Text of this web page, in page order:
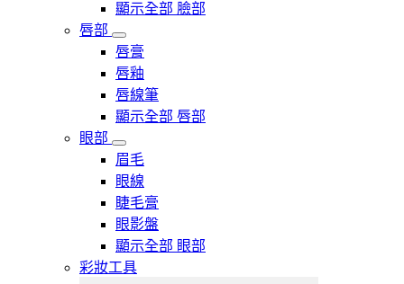
顯示全部 臉部
唇部
唇膏
唇釉
唇線筆
顯示全部 唇部
眼部
眉毛
眼線
睫毛膏
眼影盤
顯示全部 眼部
彩妝工具